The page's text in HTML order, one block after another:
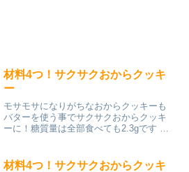
材料4つ！サクサクおからクッキ
ー
モサモサになりがちなおからクッキーも
バターを使う事でサクサクおからクッキ
ーに！糖質量は全部食べても2.3gです レ
ントみんなのレビュー
材料4つ！サクサクおからクッキ